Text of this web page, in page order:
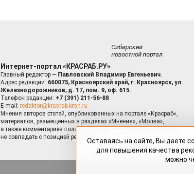
Сибирский
новостной портал
Интернет-портал «КРАСРАБ.РУ»
Главный редактор — Павловский Владимир Евгеньевич.
Адрес редакции: 660075, Красноярский край, г. Красноярск, ул.
Железнодорожников, д. 17, пом. 9, оф. 615.
Телефон редакции: +7 (391) 211-56-88
E-mail: redaktor@krasrab.krsn.ru
Мнения авторов статей, опубликованных на портале «Красраб»,
материалов, размещённых в разделах «Мнения», «Молва»,
а также комментариев пользователей к материалам сайта могут
не совпадать с позицией редакции.Оставаясь на сайте, Вы даете
для повышения качества
можно